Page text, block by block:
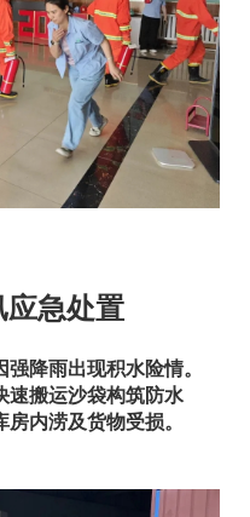
应急处置
降雨出现积水险情。
速搬运沙袋构筑防水
内涝及货物受损。